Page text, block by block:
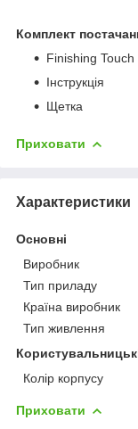
Комплект
Finishing
Інструкція
Щетка
Приховати
Характеристики
Основні
Виробник
Тип приладу
Країна виробник
Тип живлення
Колір корпусу
Приховати